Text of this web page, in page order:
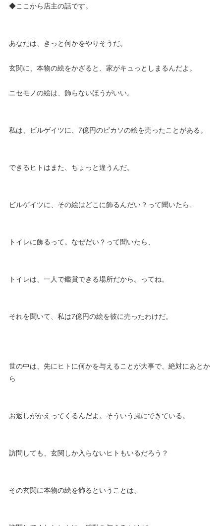
◆ここから店主の話です。
あなたは、きっと何かをやりそうだ。
玄関に、本物の絵をかざると、家がキュっとしまるんだよ。
ニセモノの絵は、飾らないほうがいい。
私は、ビルゲイツに、7億円のピカソの絵を売ったことがある。
できるヒトはまた、ちょっと違うんだ。
ビルゲイツに、その絵はどこに飾るんだい？って聞いたら、
トイレに飾るって。なぜだい？って聞いたら、
トイレは、一人で鑑賞できる場所だから。ってね。
それを聞いて、私は7億円の絵を彼に売ったわけだ。
世の中は、先にヒトに何かを与えることが大事で、絶対にあとか
ら
お返しがかえってくるんだよ。そういう風にできている。
訪問しても、玄関しか入らないヒトもいるだろう？
その玄関に本物の絵を飾るということは、